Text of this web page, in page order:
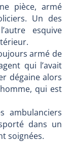
pièce, armé
Un des
esquive
armé de
qui l’avait
dégaine alors
qui est
ambulanciers
dans un
soignées.